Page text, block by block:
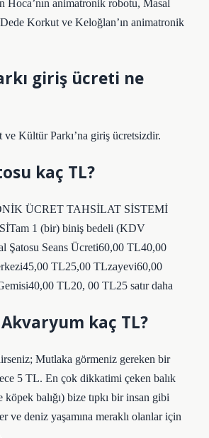
Hoca’nın animatronik robotu, Masal
Korkut ve Keloğlan’ın animatronik
giriş ücreti ne
Kültür Parkı’na giriş ücretsizdir.
kaç TL?
ÜCRET TAHSİLAT SİSTEMİ
1 (bir) biniş bedeli (KDV
Şatosu Seans Ücreti60,00 TL40,00
TL25,00 TLzayevi60,00
TL20, 00 TL25 satır daha
kaç TL?
Mutlaka görmeniz gereken bir
5 TL. En çok dikkatimi çeken balık
balığı) bize tıpkı bir insan gibi
ve deniz yaşamına meraklı olanlar için